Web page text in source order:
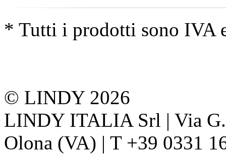
* Tutti i prodotti sono IVA
© LINDY 2026
LINDY ITALIA Srl | Via
Olona (VA) | T +39 0331